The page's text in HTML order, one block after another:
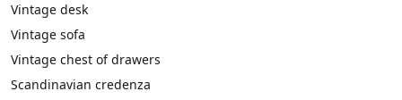
Vintage desk
Vintage sofa
Vintage chest of drawers
Scandinavian credenza